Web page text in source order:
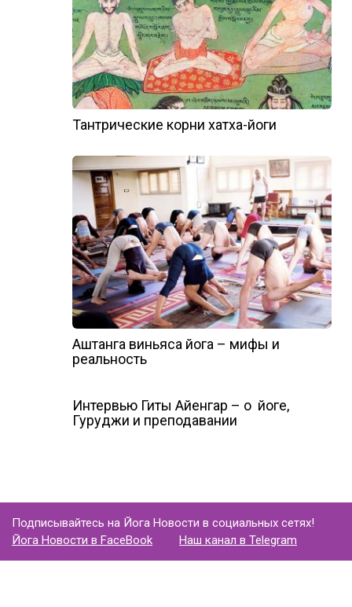
Тантрические корни хатха-йоги
Аштанга виньяса йога – мифы и
реальность
Интервью Гиты Айенгар – о йоге,
Гуруджи и преподавании
Подписывайтесь на Йога Новости в социальных сетях!
Йога Новости в FaceBook
Наш канал в Telegram